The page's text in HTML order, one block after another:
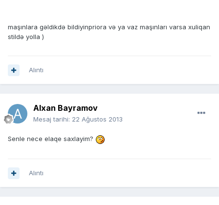
maşınlara gəldikdə bildiyinpriora və ya vaz maşınları varsa xuliqan
stildə yolla )
Alıntı
Alxan Bayramov
Mesaj tarihi: 22 Ağustos 2013
Senle nece elaqe saxlayim?
Alıntı